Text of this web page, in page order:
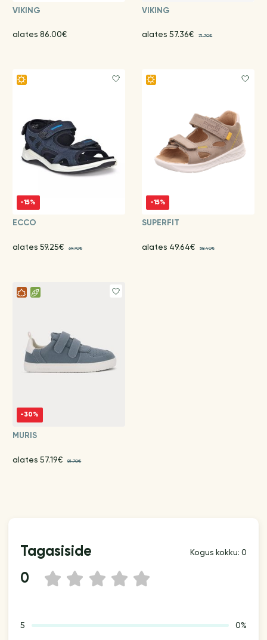
VIKING
alates 86.00€
VIKING
alates 57.36€ 71.70€
-15%
ECCO
alates 59.25€ 69.70€
-15%
SUPERFIT
alates 49.64€ 58.40€
-30%
MURIS
alates 57.19€ 81.70€
Tagasiside Kogus kokku: 0
0 5
4
3
2
1
5 0%